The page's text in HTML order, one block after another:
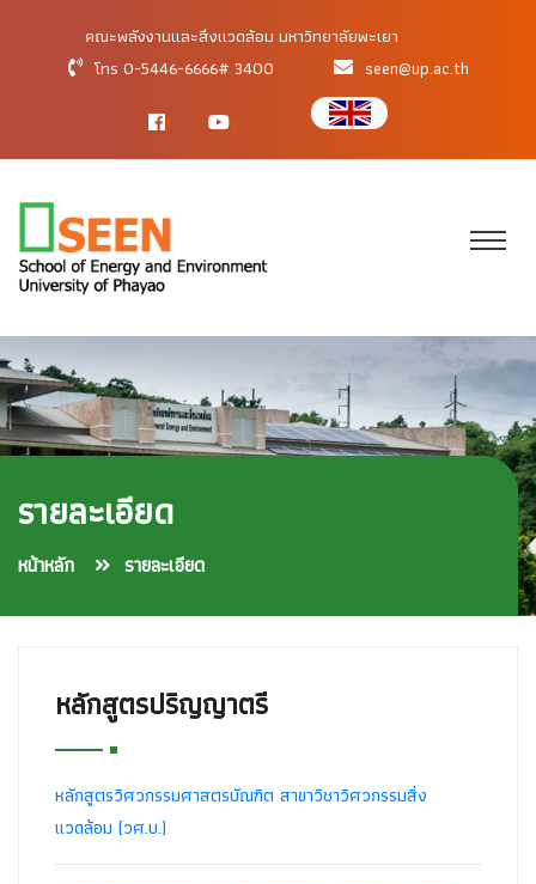
คณะพลังงานและสิ่งแวดล้อม มหาวิทยาลัยพะเยา
โทร 0-5446-6666# 3400
seen@up.ac.th
f y
รายละเอียด
หน้าหลัก รายละเอียด
หลักสูตรปริญญาตรี
หลักสูตรวิศวกรรมศาสตรบัณฑิต สาขาวิชาวิศวกรรมสิ่ง
แวดล้อม (วศ.บ.)